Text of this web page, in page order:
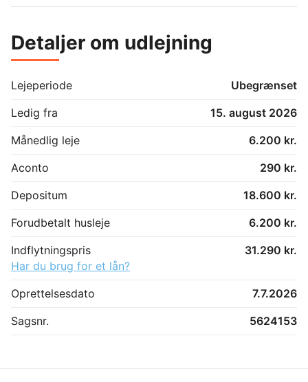
Detaljer om udlejning
Lejeperiode
Ubegrænset
Ledig fra
15. august 2026
Månedlig leje
6.200 kr.
Aconto
290 kr.
Depositum
18.600 kr.
Forudbetalt husleje
6.200 kr.
Indflytningspris
31.290 kr.
Har du brug for et lån?
Oprettelsesdato
7.7.2026
Sagsnr.
5624153